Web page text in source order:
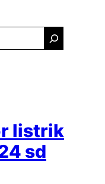
listrik
sd